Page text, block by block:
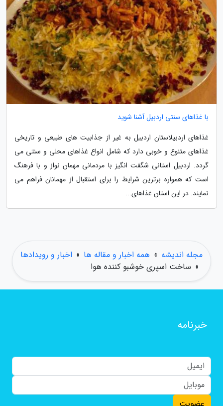
با غذاهای سنتی اردبیل آشنا شوید
غذاهای اردبیلاستان اردبیل به غیر از جذابیت های طبیعی و تاریخی
غذاهای متنوع و خوبی دارد که شامل انواع غذاهای محلی و سنتی می
گردد. اردبیل استانی شگفت انگیز با مردمانی مهمان نواز و با فرهنگ
است که همواره برترین شرایط را برای استقبال از مهمانان فراهم می
نمایند. در این استان غذاهای...
مجله اندیشه » همه اخبار و مقاله ها » اخبار و رویدادها
» ساخت اسپری خوشبو کننده هوا
خبرنامه